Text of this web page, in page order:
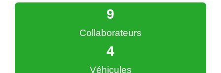
Collaborateurs
9
Véhicules
4